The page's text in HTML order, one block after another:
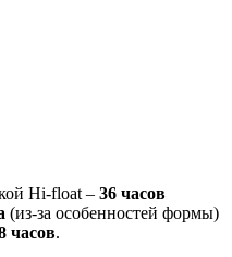
Hi-float – 36 часов
(из-за особенностей формы)
часов.